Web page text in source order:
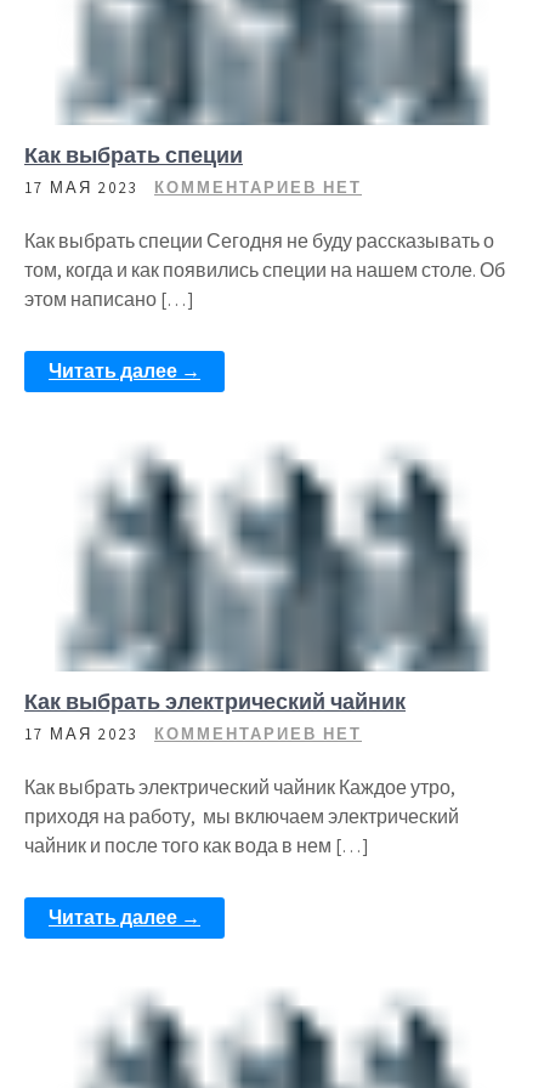
Как выбрать специи
17 МАЯ 2023 КОММЕНТАРИЕВ НЕТ
Как выбрать специи Сегодня не буду рассказывать о
том, когда и как появились специи на нашем столе. Об
этом написано […]
Читать далее →
Как выбрать электрический чайник
17 МАЯ 2023 КОММЕНТАРИЕВ НЕТ
Как выбрать электрический чайник Каждое утро,
приходя на работу, мы включаем электрический
чайник и после того как вода в нем […]
Читать далее →